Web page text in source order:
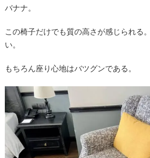
バナナ。
この椅子だけでも質の高さが感じられる
い。
もちろん座り心地はバツグンである。